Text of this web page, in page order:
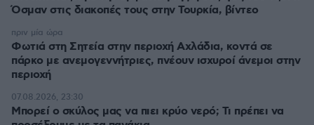
Όσμαν στις διακοπές τους στην Τουρκία, βίντεο
Φωτιά στη Σητεία στην περιοχή Αχλάδια, κοντά σε
πάρκο με ανεμογεννήτριες, πνέουν ισχυροί άνεμοι στην
περιοχή
πριν μία ώρα
Μπορεί ο σκύλος μας να πιει κρύο νερό; Τι πρέπει να
07.08.2026, 23:30